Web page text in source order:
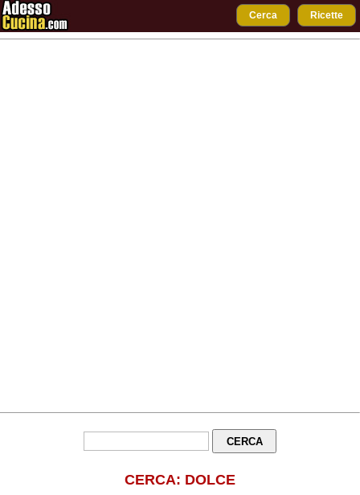
Cerca Ricette
CERCA: DOLCE